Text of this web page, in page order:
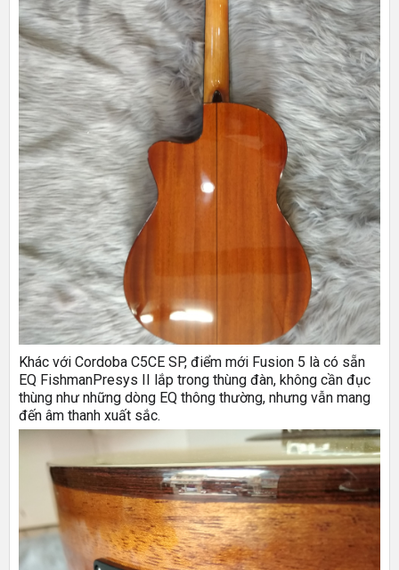
Khác với Cordoba C5CE SP, điểm mới Fusion 5 là có sẵn
EQ FishmanPresys II lắp trong thùng đàn, không cần đục
thùng như những dòng EQ thông thường, nhưng vẫn mang
đến âm thanh xuất sắc.